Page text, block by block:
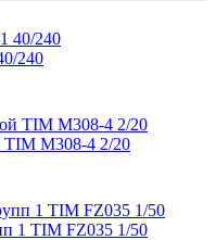
240
TIM М308-4 2/20
1 TIM FZ035 1/50